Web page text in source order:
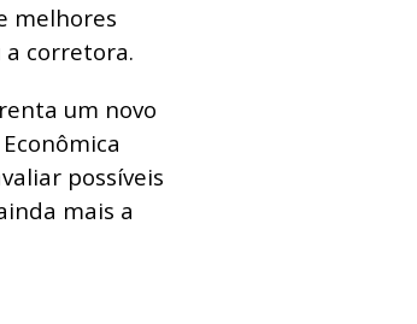
melhores
a corretora.
um novo
possíveis
mais a